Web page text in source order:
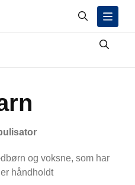
og voksne, som har
håndholdt